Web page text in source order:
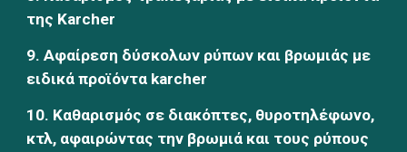
της Karcher
9. Αφαίρεση δύσκολων ρύπων και βρωμιάς με
ειδικά προϊόντα karcher
10. Καθαρισμός σε διακόπτες, θυροτηλέφωνο,
κτλ, αφαιρώντας την βρωμιά και τους ρύπους